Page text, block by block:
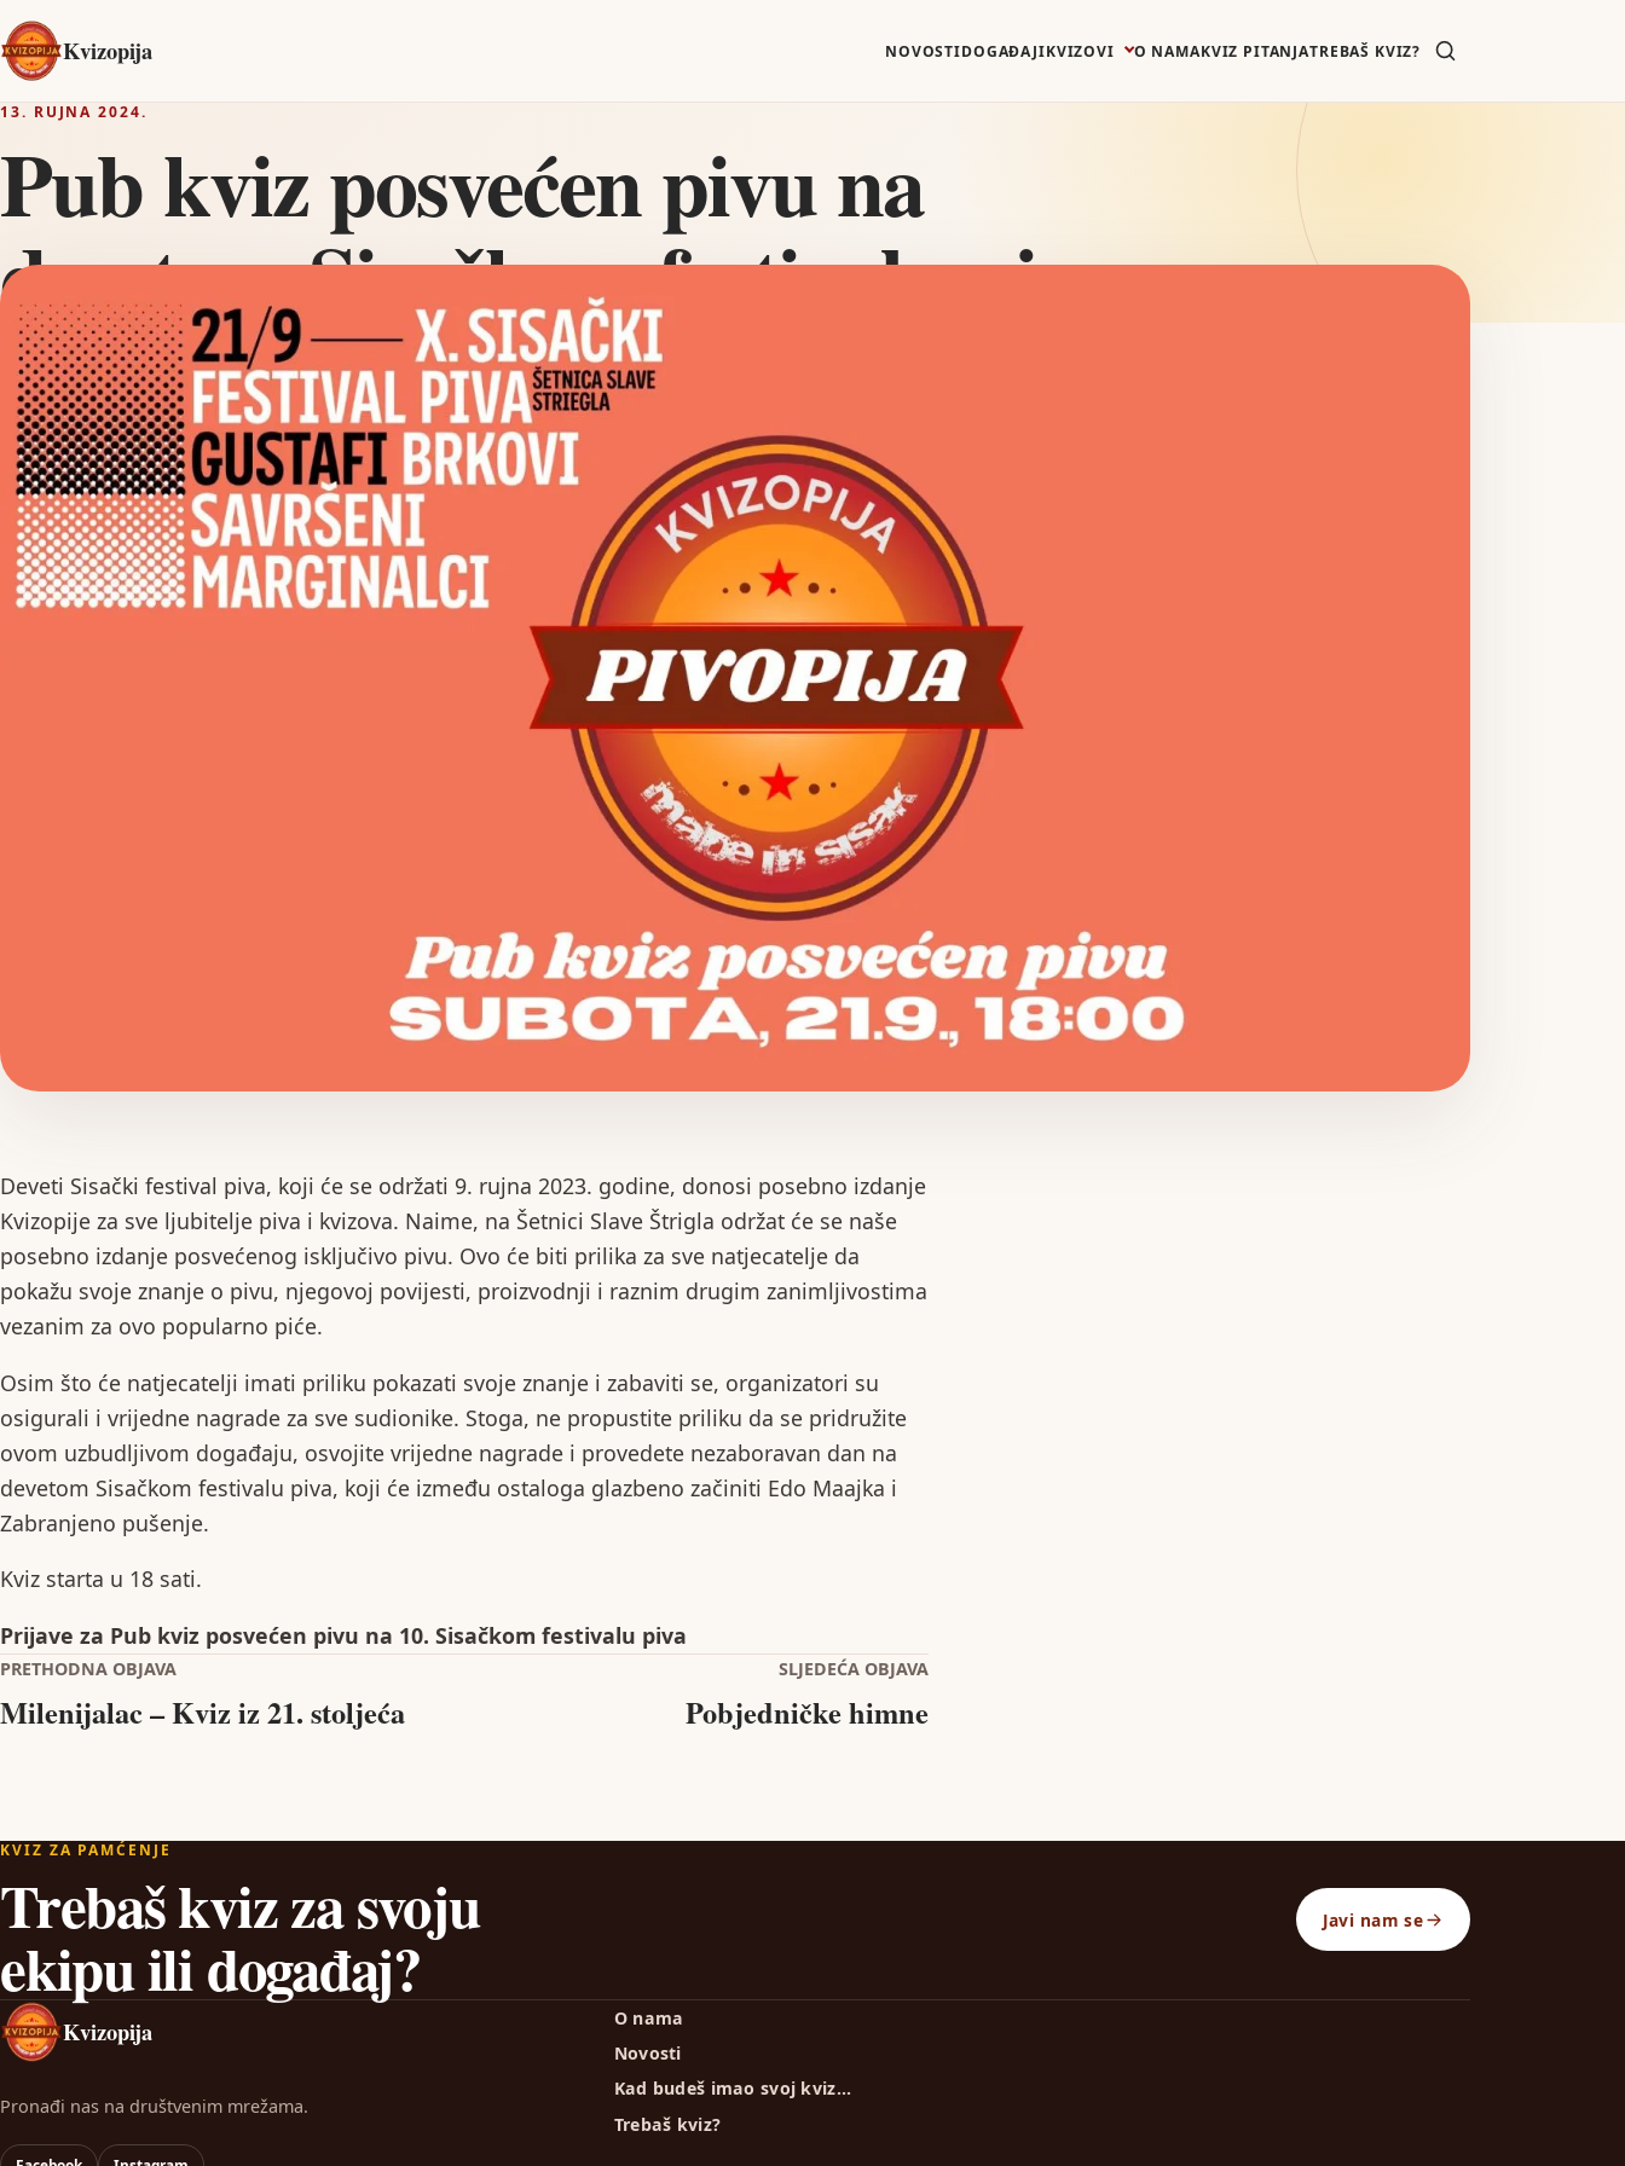
Kvizopija NOVOSTIDOGAĐAJIKVIZOVI O NAMAKVIZ PITANJATREBAŠ KVIZ?
13. RUJNA 2024.
Pub kviz posvećen pivu na
desetom Sisačkom festivalu piva
Deveti Sisački festival piva, koji će se održati 9. rujna 2023. godine, donosi posebno izdanje
Kvizopije za sve ljubitelje piva i kvizova. Naime, na Šetnici Slave Štrigla održat će se naše
posebno izdanje posvećenog isključivo pivu. Ovo će biti prilika za sve natjecatelje da
pokažu svoje znanje o pivu, njegovoj povijesti, proizvodnji i raznim drugim zanimljivostima
vezanim za ovo popularno piće.
Osim što će natjecatelji imati priliku pokazati svoje znanje i zabaviti se, organizatori su
osigurali i vrijedne nagrade za sve sudionike. Stoga, ne propustite priliku da se pridružite
ovom uzbudljivom događaju, osvojite vrijedne nagrade i provedete nezaboravan dan na
devetom Sisačkom festivalu piva, koji će između ostaloga glazbeno začiniti Edo Maajka i
Zabranjeno pušenje.
Kviz starta u 18 sati.
Prijave za Pub kviz posvećen pivu na 10. Sisačkom festivalu piva
Navigacija objava
PRETHODNA OBJAVA
Milenijalac – Kviz iz 21. stoljeća
SLJEDEĆA OBJAVA
Pobjedničke himne
KVIZ ZA PAMĆENJE
Trebaš kviz za svoju
ekipu ili događaj?
Javi nam se
Kvizopija
Pronađi nas na društvenim mrežama.
O nama
Novosti
Kad budeš imao svoj kviz…
Trebaš kviz?